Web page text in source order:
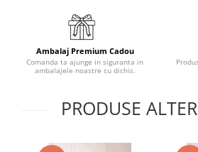
Ambalaj Premium Cadou
Comanda ta ajunge in siguranta in
ambalajele noastre cu dichis.
PRODUSE